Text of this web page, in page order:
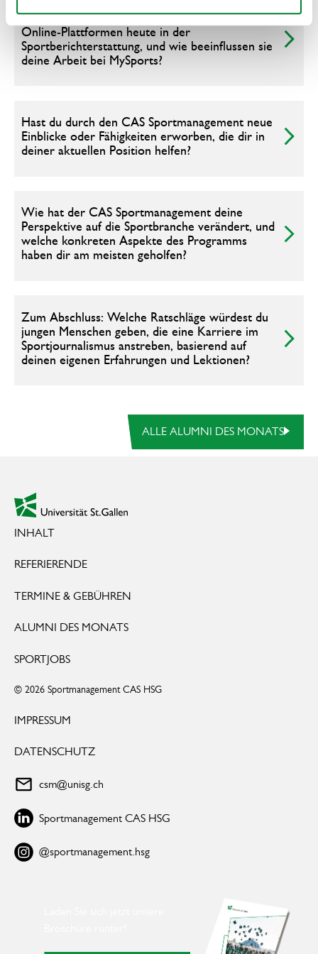
Welche Rolle spielen soziale Medien und
Online‑Plattformen heute in der
Sportberichterstattung, und wie beeinflussen sie
deine Arbeit bei MySports?
Hast du durch den CAS Sportmanagement neue
Einblicke oder Fähigkeiten erworben, die dir in
deiner aktuellen Position helfen?
Wie hat der CAS Sportmanagement deine
Perspektive auf die Sportbranche verändert, und
welche konkreten Aspekte des Programms
haben dir am meisten geholfen?
Zum Abschluss: Welche Ratschläge würdest du
jungen Menschen geben, die eine Karriere im
Sportjournalismus anstreben, basierend auf
deinen eigenen Erfahrungen und Lektionen?
alle Alumni des Monats
ALLE ALUMNI DES MONATS
INHALT
REFERIERENDE
TERMINE & GEBÜHREN
ALUMNI DES MONATS
SPORTJOBS
© 2026 Sportmanagement CAS HSG
IMPRESSUM
DATENSCHUTZ
csm@unisg.ch
Sportmanagement CAS HSG
@sportmanagement.hsg